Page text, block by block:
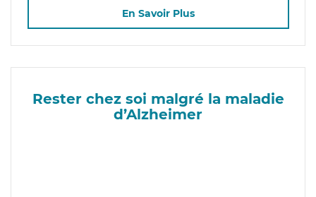
En Savoir Plus
Rester chez soi malgré la maladie
d’Alzheimer